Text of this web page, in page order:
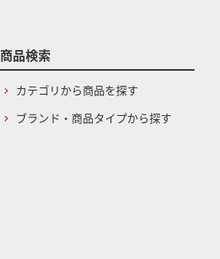
商品検索
カテゴリから商品を探す
ブランド・商品タイプから探す